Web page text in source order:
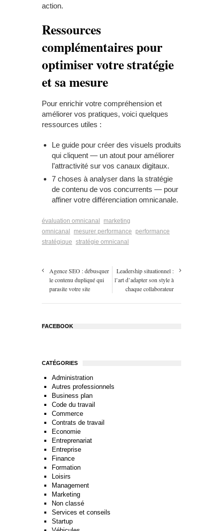
action.
Ressources
complémentaires pour
optimiser votre stratégie
et sa mesure
Pour enrichir votre compréhension et
améliorer vos pratiques, voici quelques
ressources utiles :
Le guide pour créer des visuels produits
qui cliquent — un atout pour améliorer
l’attractivité sur vos canaux digitaux.
7 choses à analyser dans la stratégie
de contenu de vos concurrents — pour
affiner votre différenciation omnicanale.
évaluation omnicanal
marketing
omnicanal
mesurer performance
performance
stratégique stratégie omnicanal
Agence SEO : débusquer
le contenu dupliqué qui
parasite votre site
Leadership situationnel :
l’art d’adapter son style à
chaque collaborateur
FACEBOOK
CATÉGORIES
Administration
Autres professionnels
Business plan
Code du travail
Commerce
Contrats de travail
Economie
Entreprenariat
Entreprise
Finance
Formation
Loisirs
Management
Marketing
Non classé
Services et conseils
Startup